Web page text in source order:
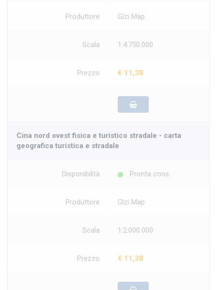
Produttore Gizi Map
Scala 1:4.750.000
Prezzo € 11,38
Cina nord ovest fisica e turistico stradale - carta
geografica turistica e stradale
Disponibilità Pronta cons.
Produttore Gizi Map
Scala 1:2.000.000
Prezzo € 11,38